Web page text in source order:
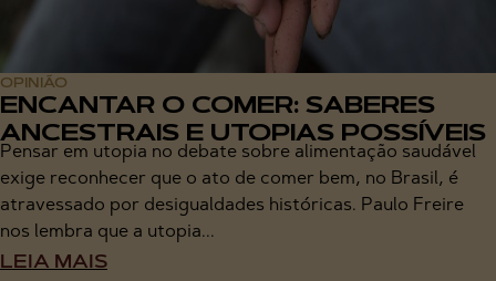
OPINIÃO
ENCANTAR O COMER: SABERES
ANCESTRAIS E UTOPIAS POSSÍVEIS
Pensar em utopia no debate sobre alimentação saudável
exige reconhecer que o ato de comer bem, no Brasil, é
atravessado por desigualdades históricas. Paulo Freire
nos lembra que a utopia...
LEIA MAIS